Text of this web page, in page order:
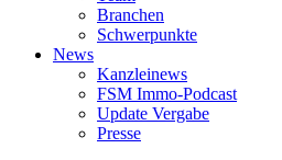
Branchen
Schwerpunkte
News
Kanzleinews
FSM Immo-Podcast
Update Vergabe
Presse